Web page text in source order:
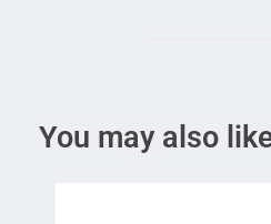
You may also